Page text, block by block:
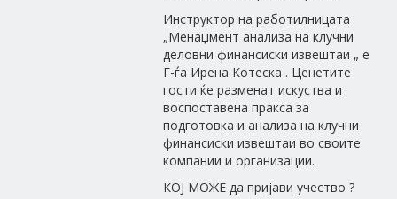
Инструктор на работилницата
„Менаџмент анализа на клучни
деловни финансиски извештаи „ е
Г-ѓа Ирена Котеска . Ценетите
гости ќе разменат искуства и
воспоставена пракса за
подготовка и анализа на клучни
финансиски извештаи во своите
компании и организации.
КОЈ МОЖЕ да пријави учество ?